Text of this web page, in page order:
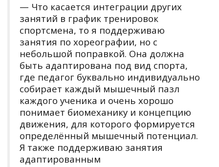
— Что касается интеграции других
занятий в график тренировок
спортсмена, то я поддерживаю
занятия по хореографии, но с
небольшой поправкой. Она должна
быть адаптирована под вид спорта,
где педагог буквально индивидуально
собирает каждый мышечный пазл
каждого ученика и очень хорошо
понимает биомеханику и концепцию
движения, для которого формируется
определённый мышечный потенциал.
Я также поддерживаю занятия
адаптированным